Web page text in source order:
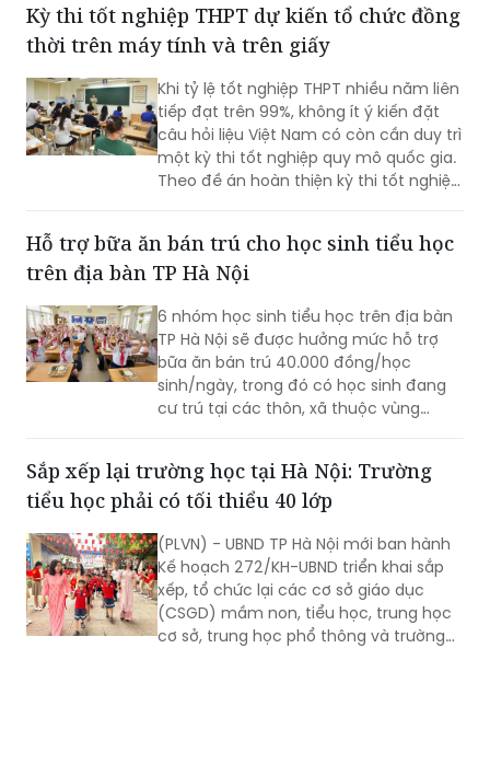
Kỳ thi tốt nghiệp THPT dự kiến tổ chức đồng
thời trên máy tính và trên giấy
Khi tỷ lệ tốt nghiệp THPT nhiều năm liên
tiếp đạt trên 99%, không ít ý kiến đặt
câu hỏi liệu Việt Nam có còn cần duy trì
một kỳ thi tốt nghiệp quy mô quốc gia.
Theo đề án hoàn thiện kỳ thi tốt nghiệp
ánh đầy đủ vai trò của kỳ thi.
Hỗ trợ bữa ăn bán trú cho học sinh tiểu học
trên địa bàn TP Hà Nội
6 nhóm học sinh tiểu học trên địa bàn
TP Hà Nội sẽ được hưởng mức hỗ trợ
bữa ăn bán trú 40.000 đồng/học
sinh/ngày, trong đó có học sinh đang
cư trú tại các thôn, xã thuộc vùng
quyền phê duyệt tại thời điểm xác định
đối tượng thụ hưởng chính sách; học
địa giới hành chính tại thời điểm Nghị
quyết số 84/2026/NQ-HĐND có hiệu
lực thi hành.
Sắp xếp lại trường học tại Hà Nội: Trường
tiểu học phải có tối thiểu 40 lớp
(PLVN) - UBND TP Hà Nội mới ban hành
Kế hoạch 272/KH-UBND triển khai sắp
xếp, tổ chức lại các cơ sở giáo dục
(CSGD) mầm non, tiểu học, trung học
cơ sở, trung học phổ thông và trường